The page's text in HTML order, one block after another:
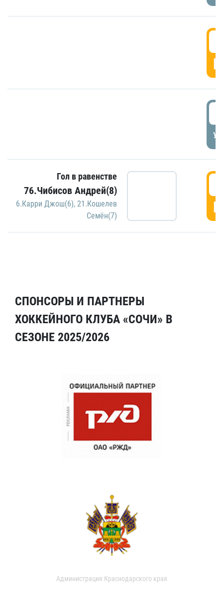
Гол в равенстве
76.Чибисов Андрей(8)
6.Карри Джош(6), 21.Кошелев
Семён(7)
СПОНСОРЫ И ПАРТНЕРЫ
ХОККЕЙНОГО КЛУБА «СОЧИ» В
СЕЗОНЕ 2025/2026
Администрация Краснодарского края